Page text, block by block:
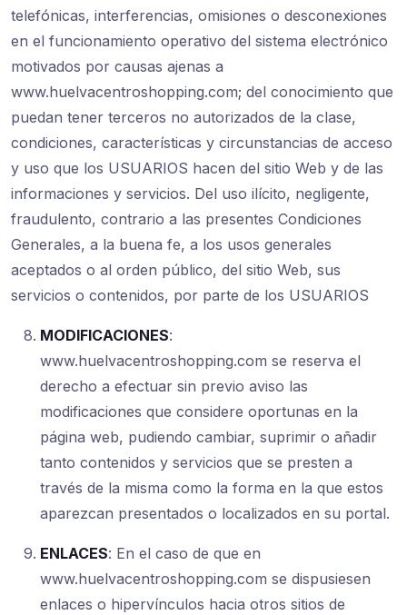
telefónicas, interferencias, omisiones o desconexiones
en el funcionamiento operativo del sistema electrónico
motivados por causas ajenas a
www.huelvacentroshopping.com; del conocimiento que
puedan tener terceros no autorizados de la clase,
condiciones, características y circunstancias de acceso
y uso que los USUARIOS hacen del sitio Web y de las
informaciones y servicios. Del uso ilícito, negligente,
fraudulento, contrario a las presentes Condiciones
Generales, a la buena fe, a los usos generales
aceptados o al orden público, del sitio Web, sus
servicios o contenidos, por parte de los USUARIOS
MODIFICACIONES:
www.huelvacentroshopping.com se reserva el
derecho a efectuar sin previo aviso las
modificaciones que considere oportunas en la
página web, pudiendo cambiar, suprimir o añadir
tanto contenidos y servicios que se presten a
través de la misma como la forma en la que estos
aparezcan presentados o localizados en su portal.
ENLACES: En el caso de que en
www.huelvacentroshopping.com se dispusiesen
enlaces o hipervínculos hacia otros sitios de